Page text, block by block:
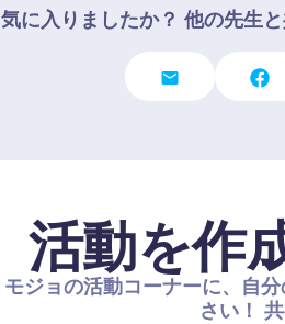
気に入りましたか？ 他の先生
活動を作
モジョの活動コーナーに、自
さい！